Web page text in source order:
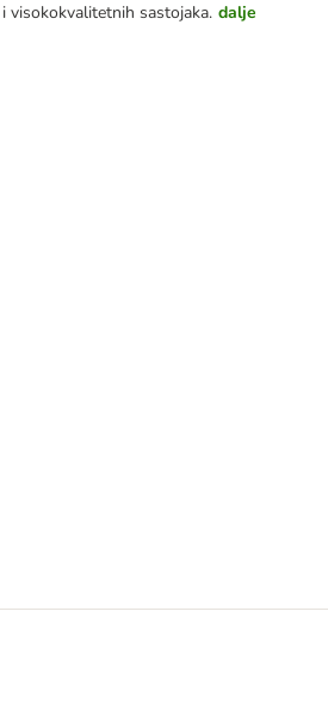
visokokvalitetnih sastojaka. dalje